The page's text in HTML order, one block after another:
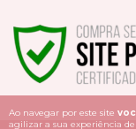
Ao navegar por este site
agilizar a sua experiência de